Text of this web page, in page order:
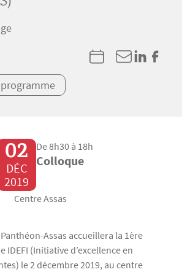
02
DÉC
2019
De 8h30 à 18h
Colloque
Centre Assas
Assas accueillera la 1ère
(Initiative d’excellence en
le 2 décembre 2019, au centre